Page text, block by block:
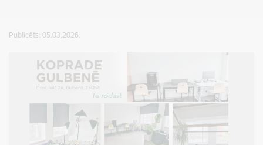
Publicēts: 05.03.2026.